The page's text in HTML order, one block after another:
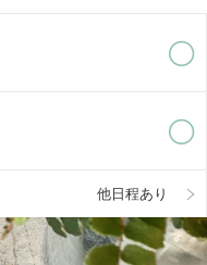
他日程あり